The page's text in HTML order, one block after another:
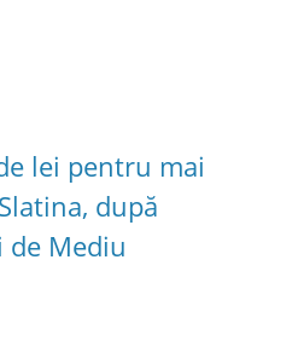
lei pentru mai
după
de Mediu